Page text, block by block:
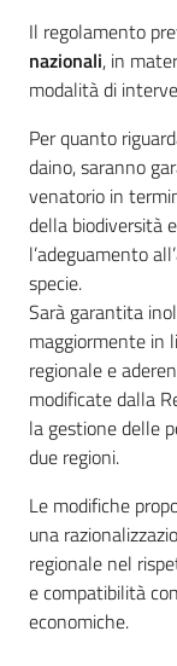
Il regolamento
nazionali, in
modalità di
Per quanto
daino, saranno
venatorio in
della biodiversità
l’adeguamento
specie.
Sarà garantita
maggiormente in
regionale e
modificate dalla
la gestione delle
due regioni.
Le modifiche
una
regionale nel
e compatibilità
economiche.